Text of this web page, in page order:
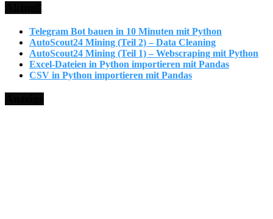
Telegram Bot bauen in 10 Minuten mit Python
AutoScout24 Mining (Teil 2) – Data Cleaning
AutoScout24 Mining (Teil 1) – Webscraping mit Python
Excel-Dateien in Python importieren mit Pandas
CSV in Python importieren mit Pandas